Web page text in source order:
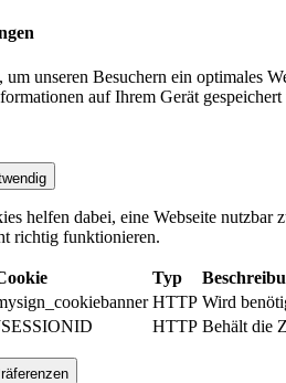
unseren Besuchern ein optimales
auf Ihrem Gerät gespeichert
helfen dabei, eine Webseite
richtig funktionieren.
Typ
HTTP Wird
HTTP Behält die